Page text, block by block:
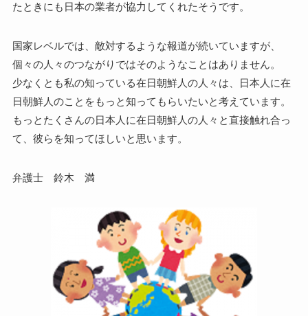
たときにも日本の業者が協力してくれたそうです。
国家レベルでは、敵対するような報道が続いていますが、
個々の人々のつながりではそのようなことはありません。
少なくとも私の知っている在日朝鮮人の人々は、日本人に在
日朝鮮人のことをもっと知ってもらいたいと考えています。
もっとたくさんの日本人に在日朝鮮人の人々と直接触れ合っ
て、彼らを知ってほしいと思います。
弁護士 鈴木 満